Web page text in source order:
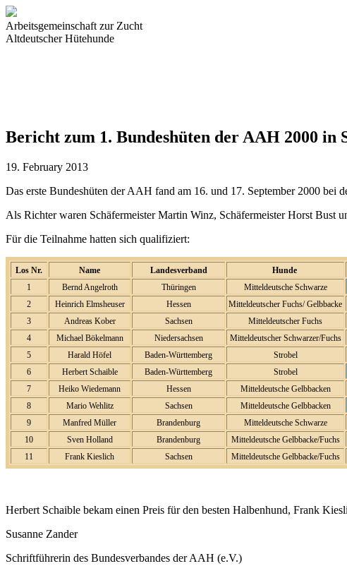
Arbeitsgemeinschaft zur Zucht
Altdeutscher Hütehunde
Bericht zum 1. Bundeshüten der AAH 2000 in
19. February 2013
Das erste Bundeshüten der AAH fand am 16. und 17. September 2000 bei
Als Richter waren Schäfermeister Martin Winz, Schäfermeister Horst Bust
Für die Teilnahme hatten sich qualifiziert:
Los Nr. Name Landesverband Hunde
1
Bernd Angelroth Thüringen Mitteldeutsche Schwarze
2
Heinrich Elmsheuser Hessen Mitteldeutscher Fuchs/ Gelbbacke
3
Andreas Kober Sachsen Mitteldeutscher Fuchs
4
Michael Bökelmann Niedersachsen Mitteldeutscher Schwarzer/Fuchs
5
Harald Höfel Baden-Württemberg Strobel
6
Herbert Schaible Baden-Württemberg Strobel
7
Heiko Wiedemann Hessen Mitteldeutsche Gelbbacken
8
Mario Wehlitz Sachsen Mitteldeutsche Gelbbacken
9
Manfred Müller Brandenburg Mitteldeutsche Schwarze
10
Sven Holland Brandenburg Mitteldeutsche Gelbbacke/Fuchs
11
Frank Kieslich Sachsen Mitteldeutsche Gelbbacke/Fuchs
Herbert Schaible bekam einen Preis für den besten Halbenhund, Frank
Susanne Zander
Schriftführerin des Bundesverbandes der AAH (e.V.)